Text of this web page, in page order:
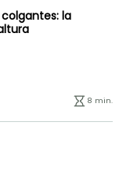
la
8 min.